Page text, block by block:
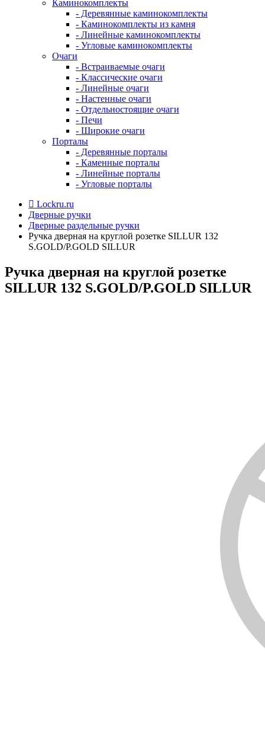
Каминокомплекты
- Деревянные каминокомплекты
- Каминокомплекты из камня
- Линейные каминокомплекты
- Угловые каминокомплекты
Очаги
- Встраиваемые очаги
- Классические очаги
- Линейные очаги
- Настенные очаги
- Отдельностоящие очаги
- Печи
- Широкие очаги
Порталы
- Деревянные порталы
- Каменные порталы
- Линейные порталы
- Угловые порталы
Lockru.ru
Дверные ручки
Дверные раздельные ручки
Ручка дверная на круглой розетке SILLUR 132
S.GOLD/P.GOLD SILLUR
Ручка дверная на круглой розетке
SILLUR 132 S.GOLD/P.GOLD SILLUR